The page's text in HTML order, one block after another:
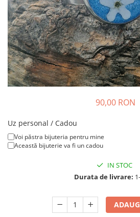
Colier / Pandantiv
Brățară
Bijuterii copii
Colier / Pandantiv
Colier de prietenie
Brățară
Colier / Pandantiv
Cercei
Colier / Pandantiv
90,00 RON
Uz personal / Cadou
Voi păstra bijuteria pentru mine
Această bijuterie va fi un cadou
IN STOC
Durata de livrare: